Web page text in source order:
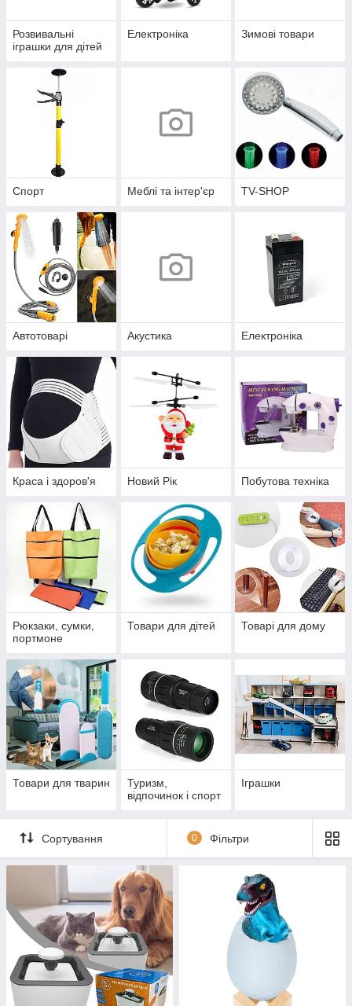
Розвивальні
іграшки для дітей
Електроніка Зимові товари
Спорт Меблі та інтер'єр TV-SHOP
Автотоварі Акустика Електроніка
Краса і здоров'я Новий Рік Побутова техніка
Рюкзаки, сумки,
портмоне
Товари для дітей Товарі для дому
Товари для тварин
Туризм,
відпочинок і спорт
Іграшки
Сортування 0 Фільтри